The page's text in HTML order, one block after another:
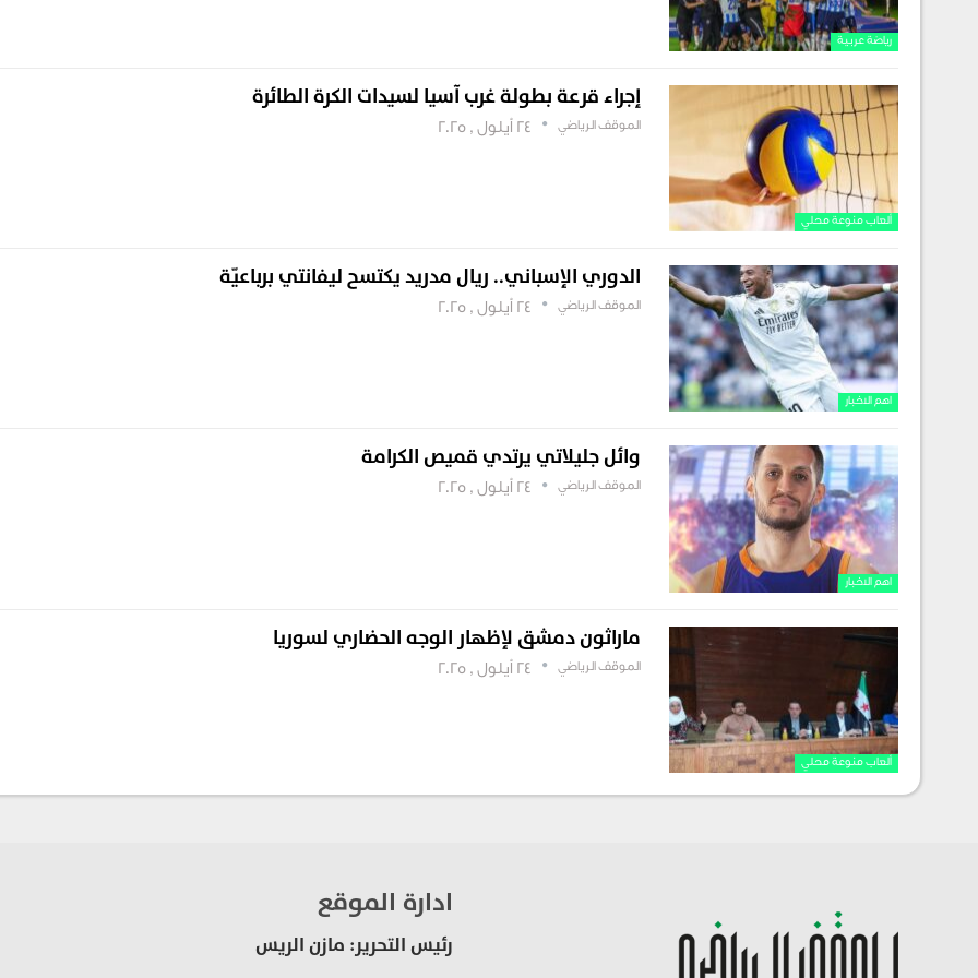
رياضة عربية
ألعاب منوعة محلي
إجراء قرعة بطولة غرب آسيا لسيدات الكرة الطائرة
الموقف الرياضي 24 أيلول , 2025
اهم الاخبار
الدوري الإسباني.. ريال مدريد يكتسح ليفانتي برباعيّة
الموقف الرياضي 24 أيلول , 2025
اهم الاخبار
وائل جليلاتي يرتدي قميص الكرامة
الموقف الرياضي 24 أيلول , 2025
ألعاب منوعة محلي
ماراثون دمشق لإظهار الوجه الحضاري لسوريا
الموقف الرياضي 24 أيلول , 2025
ادارة الموقع
رئيس التحرير: مازن الريس